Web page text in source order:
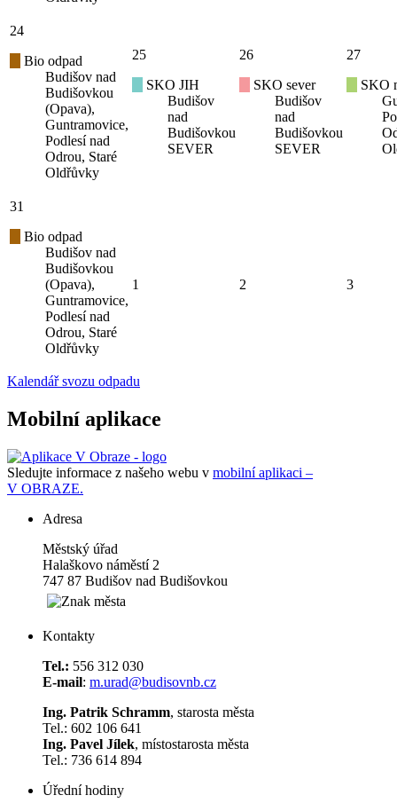
24
Bio odpad
Budišov nad
Budišovkou
(Opava),
Guntramovice,
Podlesí nad
Odrou, Staré
Oldřůvky
25
SKO JIH
Budišov
nad
Budišovkou
SEVER
26
SKO sever
Budišov
nad
Budišovkou
SEVER
27
SKO
31
Bio odpad
Budišov nad
Budišovkou
(Opava),
Guntramovice,
Podlesí nad
Odrou, Staré
Oldřůvky
1 2 3
Kalendář svozu odpadu
Mobilní aplikace
Sledujte informace z našeho webu v mobilní aplikaci –
V OBRAZE.
Adresa
Městský úřad
Halaškovo náměstí 2
747 87 Budišov nad Budišovkou
Kontakty
Tel.: 556 312 030
E-mail: m.urad@budisovnb.cz
Ing. Patrik Schramm, starosta města
Tel.: 602 106 641
Ing. Pavel Jílek, místostarosta města
Tel.: 736 614 894
Úřední hodiny